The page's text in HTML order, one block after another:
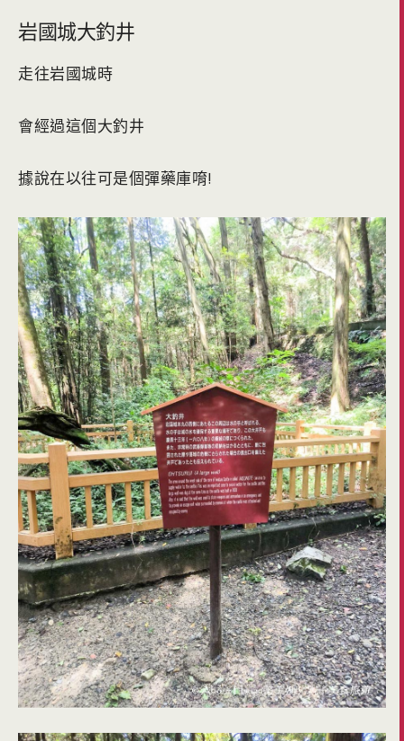
岩國城大釣井
走往岩國城時
會經過這個大釣井
據說在以往可是個彈藥庫唷!